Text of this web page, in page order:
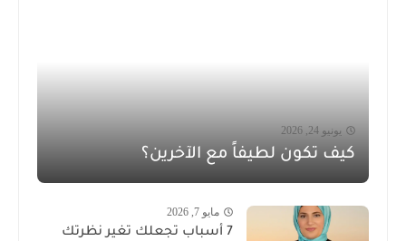
يونيو 24, 2026
كيف تكون لطيفاً مع الآخرين؟
مايو 7, 2026
7 أسباب تجعلك تغير نظرتك